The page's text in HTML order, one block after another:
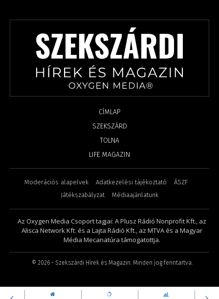
CÍMLAP
SZEKSZÁRD
TOLNA
LIFE MAGAZIN
Moderációs alapelvek Adatkezelési tájékoztató
ÁSZF
Játékszabályzat
Médiaajánlatunk
Az Oxygen Media Csoport tagjai: A Plusz Rádió Nonprofit Kft., az
Alisca Network Kft. és a Lajta Rádió Kft., az MTVA és a Magyar
Média Mecanatúra támogatottja.
© 2026- Szekszárdi Hírek és Magazin. Minden jog fenntartva.